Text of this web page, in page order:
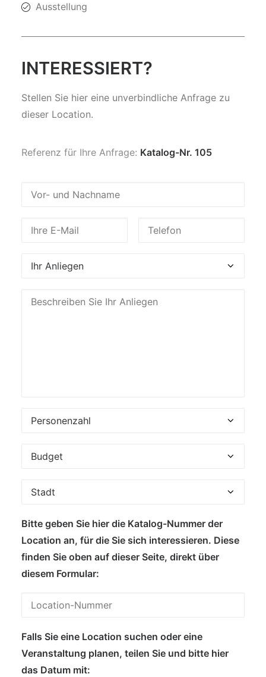
Ausstellung
INTERESSIERT?
Stellen Sie hier eine unverbindliche Anfrage zu
dieser Location.
Referenz für Ihre Anfrage: Katalog-Nr. 105
Bitte geben Sie hier die Katalog-Nummer der
Location an, für die Sie sich interessieren. Diese
finden Sie oben auf dieser Seite, direkt über
diesem Formular:
Falls Sie eine Location suchen oder eine
Veranstaltung planen, teilen Sie und bitte hier
das Datum mit: